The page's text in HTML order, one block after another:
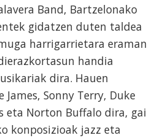
Band, Bartzelonako
gidatzen duten taldea
harrigarrietara eraman
handia
dira. Hauen
Sonny Terry, Duke
eta Norton Buffalo dira, gai
konposizioak jazz eta